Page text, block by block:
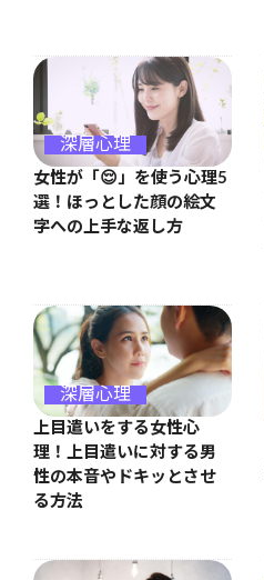
深層心理
女性が「😌」を使う心理5
選！ほっとした顔の絵文
字への上手な返し方
深層心理
上目遣いをする女性心
理！上目遣いに対する男
性の本音やドキッとさせ
る方法